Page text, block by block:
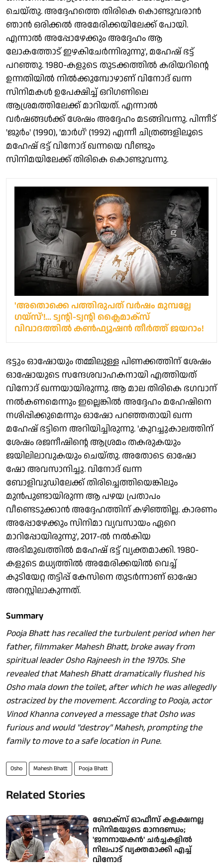
ചെയ്തു. അദ്ദേഹത്തെ തിരികെ കൊണ്ടുവരാന്‍
ഞാന്‍ ഒരിക്കല്‍ അമേരിക്കയിലേക്ക് പോയി.
എന്നാല്‍ അപ്പോഴേക്കും അദ്ദേഹം ആ
ലോകത്തോട് ഇഴകിചേര്‍ന്നിരുന്നു', മഹേഷ് ഭട്ട്
പറഞ്ഞു. 1980-കളുടെ തുടക്കത്തില്‍ കരിയറിന്റെ
ഉന്നതിയില്‍ നില്‍ക്കുമ്പോഴാണ് വിനോദ് ഖന്ന
സിനിമകള്‍ ഉപേക്ഷിച്ച് ഒറിഗണിലെ
ആശ്രമത്തിലേക്ക് മാറിയത്. എന്നാല്‍
വര്‍ഷങ്ങള്‍ക്ക് ശേഷം അദ്ദേഹം മടങ്ങിവന്നു. പിന്നീട്
'ജുര്‍ം' (1990), 'മാര്‍ഗ്' (1992) എന്നീ ചിത്രങ്ങളിലൂടെ
മഹേഷ് ഭട്ട് വിനോദ് ഖന്നയെ വീണ്ടും
സിനിമയിലേക്ക് തിരികെ കൊണ്ടുവന്നു.
'അതൊക്കെ പത്തിരുപത് വർഷം മുമ്പല്ലേ
ഗയ്‌സ്'!... ട്വന്റി-ട്വന്റി ക്ലൈമാക്‌സ്
വിവാദത്തിൽ കൺഫ്യൂഷൻ തീർത്ത് ജയറാം!
ഭട്ടും ഓഷോയും തമ്മിലുള്ള പിണക്കത്തിന് ശേഷം
ഓഷോയുടെ സന്ദേശവാഹകനായി എത്തിയത്
വിനോദ് ഖന്നയായിരുന്നു. ആ മാല തിരികെ ഭഗവാന്
നല്‍കണമെന്നും ഇല്ലെങ്കില്‍ അദ്ദേഹം മഹേഷിനെ
നശിപ്പിക്കുമെന്നും ഓഷോ പറഞ്ഞതായി ഖന്ന
മഹേഷ് ഭട്ടിനെ അറിയിച്ചിരുന്നു. 'കുറച്ചുകാലത്തിന്
ശേഷം രജനീഷിന്റെ ആശ്രമം തകരുകയും
ജയിലിലാവുകയും ചെയ്തു. അതോടെ ഓഷോ
ഷോ അവസാനിച്ചു. വിനോദ് ഖന്ന
ബോളിവുഡിലേക്ക് തിരിച്ചെത്തിയെങ്കിലും
മുന്‍പുണ്ടായിരുന്ന ആ പഴയ പ്രതാപം
വീണ്ടെടുക്കാന്‍ അദ്ദേഹത്തിന് കഴിഞ്ഞില്ല. കാരണം
അപ്പോഴേക്കും സിനിമാ വ്യവസായം ഏറെ
മാറിപ്പോയിരുന്നു', 2017-ല്‍ നല്‍കിയ
അഭിമുഖത്തില്‍ മഹേഷ് ഭട്ട് വ്യക്തമാക്കി. 1980-
കളുടെ മധ്യത്തില്‍ അമേരിക്കയില്‍ വെച്ച്
കുടിയേറ്റ തട്ടിപ്പ് കേസിനെ തുടര്‍ന്നാണ് ഓഷോ
അറസ്റ്റിലാകുന്നത്.
Summary
Pooja Bhatt has recalled the turbulent period when her
father, filmmaker Mahesh Bhatt, broke away from
spiritual leader Osho Rajneesh in the 1970s. She
revealed that Mahesh Bhatt dramatically flushed his
Osho mala down the toilet, after which he was allegedly
ostracized by the movement. According to Pooja, actor
Vinod Khanna conveyed a message that Osho was
furious and would "destroy" Mahesh, prompting the
family to move to a safe location in Pune.
Osho Mahesh Bhatt Pooja Bhatt
Related Stories
ബോക്സ് ഓഫീസ് കളക്ഷനല്ല
സിനിമയുടെ മാനദണ്ഡം;
'ജനനായകൻ' ചർച്ചകളിൽ
നിലപാട് വ്യക്തമാക്കി എച്ച്
വിനോദ്